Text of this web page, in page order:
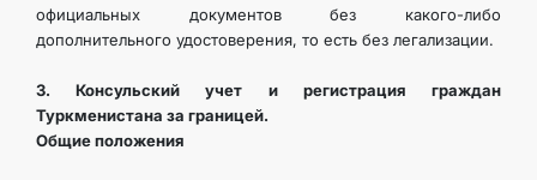
официальных документов без какого-либо
дополнительного удостоверения, то есть без легализации.
3. Консульский учет и регистрация граждан
Туркменистана за границей.
Общие положения